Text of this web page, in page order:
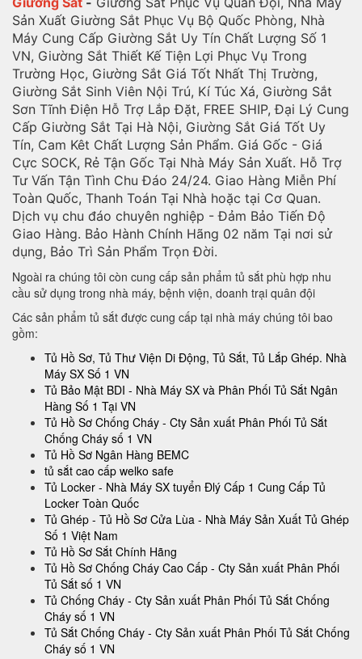
Sản Xuất Giường Sắt Phục Vụ Bộ Quốc Phòng, Nhà
Máy Cung Cấp Giường Sắt Uy Tín Chất Lượng Số 1
VN, Giường Sắt Thiết Kế Tiện Lợi Phục Vụ Trong
Trường Học, Giường Sắt Giá Tốt Nhất Thị Trường,
Giường Sắt Sinh Viên Nội Trú, Kí Túc Xá, Giường Sắt
Sơn Tĩnh Điện Hỗ Trợ Lắp Đặt, FREE SHIP, Đại Lý Cung
Cấp Giường Sắt Tại Hà Nội, Giường Sắt Giá Tốt Uy
Tín, Cam Kêt Chất Lượng Sản Phẩm. Giá Gốc - Giá
Cực SOCK, Rẻ Tận Gốc Tại Nhà Máy Sản Xuất. Hỗ Trợ
Tư Vấn Tận Tình Chu Đáo 24/24. Giao Hàng Miễn Phí
Toàn Quốc, Thanh Toán Tại Nhà hoặc tại Cơ Quan.
Dịch vụ chu đáo chuyên nghiệp - Đảm Bảo Tiến Độ
Giao Hàng. Bảo Hành Chính Hãng 02 năm Tại nơi sử
dụng, Bảo Trì Sản Phẩm Trọn Đời.
Ngoài ra chúng tôi còn cung cấp sản phẩm tủ sắt phù hợp nhu
cầu sử dụng trong nhà máy, bệnh viện, doanh trại quân đội
Các sản phẩm tủ sắt được cung cấp tại nhà máy chúng tôi bao
gồm:
Tủ Hồ Sơ, Tủ Thư Viện Di Động, Tủ Sắt, Tủ Lắp Ghép. Nhà
Máy SX Số 1 VN
Tủ Bảo Mật BDI - Nhà Máy SX và Phân Phối Tủ Sắt Ngân
Hàng Số 1 Tại VN
Tủ Hồ Sơ Chống Cháy - Cty Sản xuất Phân Phối Tủ Sắt
Chống Cháy số 1 VN
Tủ Hồ Sơ Ngân Hàng BEMC
tủ sắt cao cấp welko safe
Tủ Locker - Nhà Máy SX tuyển Đlý Cấp 1 Cung Cấp Tủ
Locker Toàn Quốc
Tủ Ghép - Tủ Hồ Sơ Cửa Lùa - Nhà Máy Sản Xuất Tủ Ghép
Số 1 Việt Nam
Tủ Hồ Sơ Sắt Chính Hãng
Tủ Hồ Sơ Chống Cháy Cao Cấp - Cty Sản xuất Phân Phối
Tủ Sắt số 1 VN
Tủ Chống Cháy - Cty Sản xuất Phân Phối Tủ Sắt Chống
Cháy số 1 VN
Tủ Sắt Chống Cháy - Cty Sản xuất Phân Phối Tủ Sắt Chống
Cháy số 1 VN